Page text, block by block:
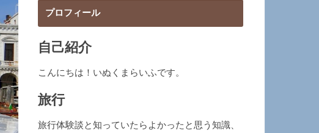
プロフィール
自己紹介
こんにちは！いぬくまらいふです。
旅行
旅行体験談と知っていたらよかったと思う知識、